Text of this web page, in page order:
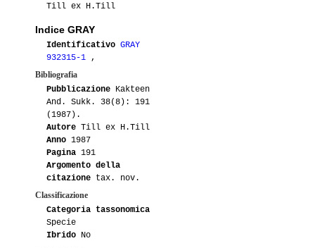
Till ex H.Till
Indice GRAY
Identificativo GRAY
932315-1 ,
Bibliografia
Pubblicazione Kakteen
And. Sukk. 38(8): 191
(1987).
Autore Till ex H.Till
Anno 1987
Pagina 191
Argomento della
citazione tax. nov.
Classificazione
Categoria tassonomica
Specie
Ibrido No